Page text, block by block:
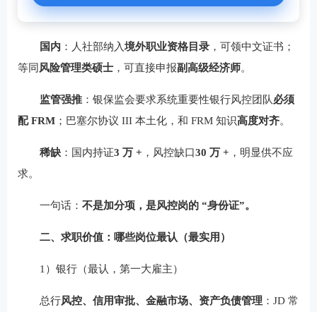
国内 ：人社部纳入境外职业资格目录，可领中文证书；
等同风险管理类硕士 ，可直接申报副高级经济师。
监管强推：银保监会要求系统重要性银行风控团队必须
配 FRM ；巴塞尔协议 III 本土化，和 FRM 知识高度对齐。
稀缺：国内持证3 万 + ，风控缺口30 万 + ，明显供不应
求。
一句话： 不是加分项，是风控岗的 “身份证”。
二、求职价值：哪些岗位最认（最实用）
1）银行（最认，第一大雇主）
总行风控、信用审批、金融市场、资产负债管理：JD 常